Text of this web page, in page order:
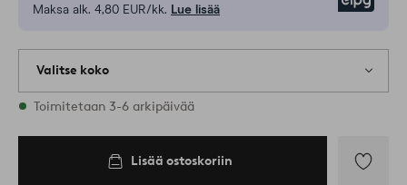
Maksa alk. 4,80 EUR/kk. Lue lisää
Valitse koko
1 varastossa olevat koot
Toimitetaan 3-6 arkipäivää
Lisää ostoskoriin